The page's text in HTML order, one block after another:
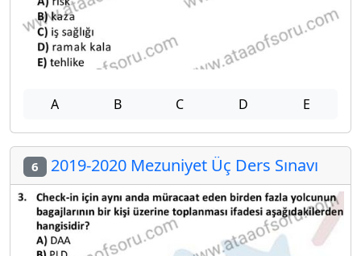
A B C D E
6 2019-2020 Mezuniyet Üç Ders Sınavı